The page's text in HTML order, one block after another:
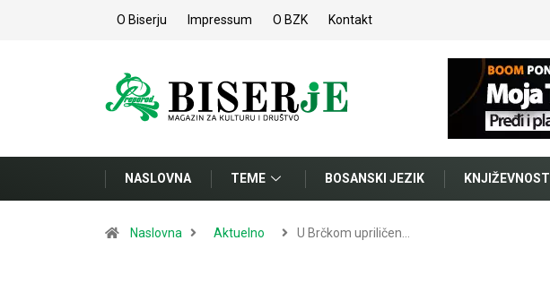
O Biserju Impressum O BZK Kontakt
NASLOVNA TEME BOSANSKI JEZIK KNJIŽEVNOST
Naslovna Aktuelno U Brčkom upriličen…